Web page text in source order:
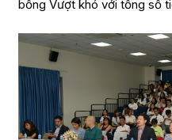
bổng Vượt khó với tổng số